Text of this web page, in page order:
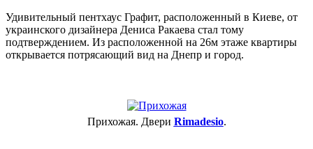
Удивительный пентхаус Графит, расположенный в Киеве, от
украинского дизайнера Дениса Ракаева стал тому
подтверждением. Из расположенной на 26м этаже квартиры
открывается потрясающий вид на Днепр и город.
Прихожая. Двери Rimadesio.